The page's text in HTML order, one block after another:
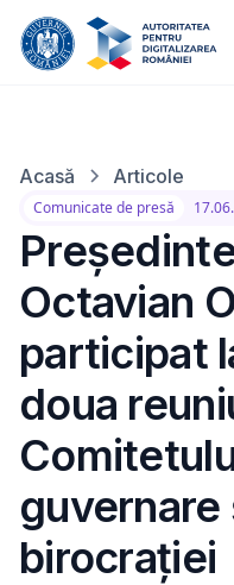
Acasă Articole
Comunicate de presă
Octavian
participat
doua
guvernare
birocrației